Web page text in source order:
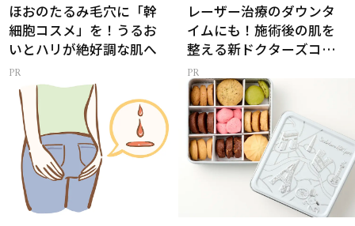
ほおのたるみ毛穴に「幹
細胞コスメ」を！うるお
いとハリが絶好調な肌へ
レーザー治療のダウンタ
イムにも！施術後の肌を
整える新ドクターズコス
メ